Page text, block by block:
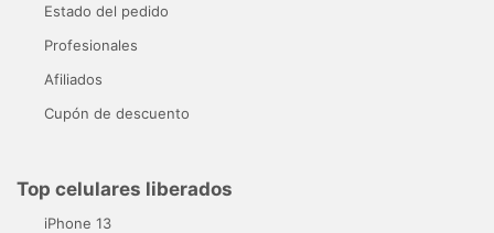
Estado del pedido
Profesionales
Afiliados
Cupón de descuento
Top celulares liberados
iPhone 13